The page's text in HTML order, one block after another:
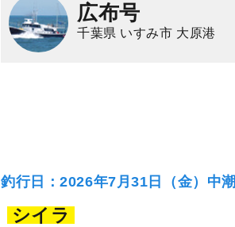
広布号
千葉県 いすみ市 大原港
釣行日：2026年7月31日（金）中潮
シイラ